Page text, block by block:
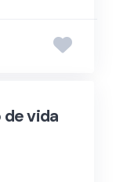
vida